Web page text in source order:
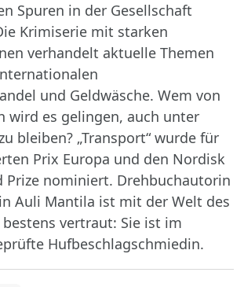
Spuren in der Gesellschaft
Krimiserie mit starken
verhandelt aktuelle Themen
und Geldwäsche. Wem von
wird es gelingen, auch unter
bleiben? „Transport“ wurde für
Prix Europa und den Nordisk
Prize nominiert. Drehbuchautorin
Auli Mantila ist mit der Welt des
vertraut: Sie ist im
Hufbeschlagschmiedin.